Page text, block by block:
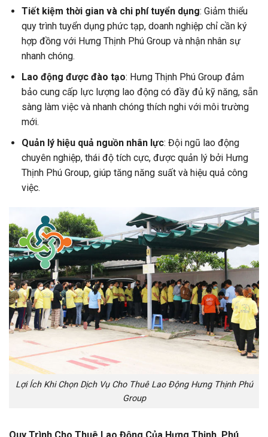
Tiết kiệm thời gian và chi phí tuyển dụng: Giảm thiểu
quy trình tuyển dụng phức tạp, doanh nghiệp chỉ cần ký
hợp đồng với Hưng Thịnh Phú Group và nhận nhân sự
nhanh chóng.
Lao động được đào tạo: Hưng Thịnh Phú Group đảm
bảo cung cấp lực lượng lao động có đầy đủ kỹ năng, sẵn
sàng làm việc và nhanh chóng thích nghi với môi trường
mới.
Quản lý hiệu quả nguồn nhân lực: Đội ngũ lao động
chuyên nghiệp, thái độ tích cực, được quản lý bởi Hưng
Thịnh Phú Group, giúp tăng năng suất và hiệu quả công
việc.
Lợi Ích Khi Chọn Dịch Vụ Cho Thuê Lao Động Hưng Thịnh Phú
Group